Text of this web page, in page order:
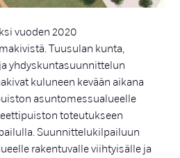
vuoden 2020
Tuusulan kunta,
yhdyskuntasuunnittelun
kuluneen kevään aikana
asuntomessualueelle
toteutukseen
Suunnittelukilpailuun
rakentuvalle viihtyisälle ja